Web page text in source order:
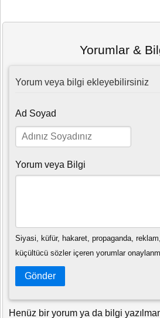
Yorumlar &
Yorum veya bilgi ekleyebilirsiniz
Ad Soyad
Yorum veya Bilgi
Siyasi, küfür, hakaret, propaganda,
küçültücü sözler içeren yorumlar
Gönder
Henüz bir yorum ya da bilgi